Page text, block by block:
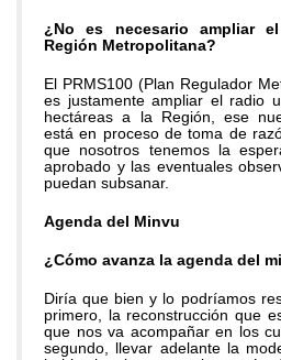
¿No es necesario ampliar
Región Metropolitana?
El PRMS100 (Plan Regulador
es justamente ampliar el radio
hectáreas a la Región, ese
está en proceso de toma de
que nosotros tenemos la
aprobado y las eventuales
puedan subsanar.
Agenda del Minvu
¿Cómo avanza la agenda del
Diría que bien y lo podríamos
primero, la reconstrucción que
que nos va acompañar en los
segundo, llevar adelante la